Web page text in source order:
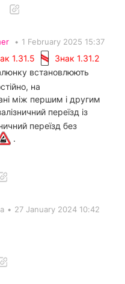
• 1 February 2025 15:37
1.31.5
Знак 1.31.2
встановлюють
на
між першим і другим
переїзд із
переїзд без
.
• 27 January 2024 10:42